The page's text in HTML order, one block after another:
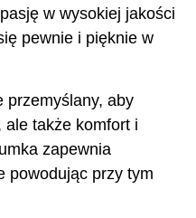
w wysokiej jakości
pewnie i pięknie w
przemyślany, aby
także komfort i
zapewnia
powodując przy tym